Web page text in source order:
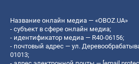
Название онлайн медиа — «OBOZ.UA»
- субъект в сфере онлайн медиа;
- идентификатор медиа — R40-06156;
- почтовый адрес — ул.
01013;